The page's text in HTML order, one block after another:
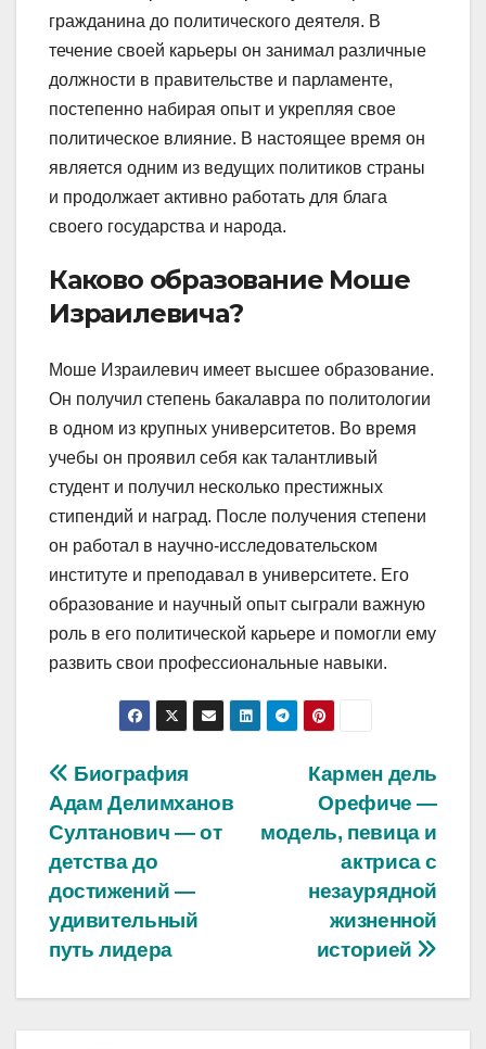
гражданина до политического деятеля. В
течение своей карьеры он занимал различные
должности в правительстве и парламенте,
постепенно набирая опыт и укрепляя свое
политическое влияние. В настоящее время он
является одним из ведущих политиков страны
и продолжает активно работать для блага
своего государства и народа.
Каково образование Моше
Израилевича?
Моше Израилевич имеет высшее образование.
Он получил степень бакалавра по политологии
в одном из крупных университетов. Во время
учебы он проявил себя как талантливый
студент и получил несколько престижных
стипендий и наград. После получения степени
он работал в научно-исследовательском
институте и преподавал в университете. Его
образование и научный опыт сыграли важную
роль в его политической карьере и помогли ему
развить свои профессиональные навыки.
Навигация
по
записям
Кармен дель
Орефиче —
модель, певица и
актриса с
незаурядной
жизненной
историей
Биография
Адам Делимханов
Султанович — от
детства до
достижений —
удивительный
путь лидера